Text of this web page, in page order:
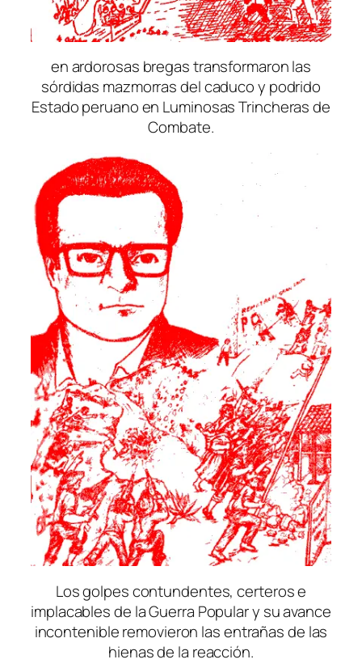
en ardorosas bregas transformaron las
sórdidas mazmorras del caduco y podrido
Estado peruano en Luminosas Trincheras de
Combate.
Los golpes contundentes, certeros e
implacables de la Guerra Popular y su avance
incontenible removieron las entrañas de las
hienas de la reacción.